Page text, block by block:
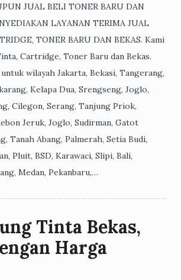
JUAL BELI TONER BARU DAN
LAYANAN TERIMA JUAL
TONER BARU DAN BEKAS. Kami
Cartridge, Toner Baru dan Bekas.
wilayah Jakarta, Bekasi, Tangerang,
Kelapa Dua, Srengseng, Joglo,
Cilegon, Serang, Tanjung Priok,
Jeruk, Joglo, Sudirman, Gatot
Tanah Abang, Palmerah, Setia Budi,
Pluit, BSD, Karawaci, Slipi, Bali,
Medan, Pekanbaru,…
Tinta Bekas,
Harga